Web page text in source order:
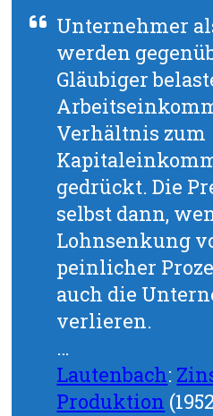
Unternehmer
werden
Gläubiger
Verhältnis zum
gedrückt. Die
selbst dann,
Lohnsenkung
peinlicher
auch die
verlieren.
…
Lautenbach:
Produktion